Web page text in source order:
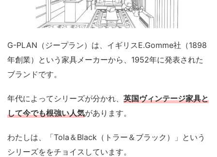
G-PLAN（ジープラン）は、イギリスE.Gomme社（1898
年創業）という家具メーカーから、1952年に発表された
ブランドです。
年代によってシリーズが分かれ、 英国ヴィンテージ家具と
して今でも根強い人気があります。
わたしは、「Tola＆Black（トラー＆ブラック）」という
シリーズををチョイスしています。